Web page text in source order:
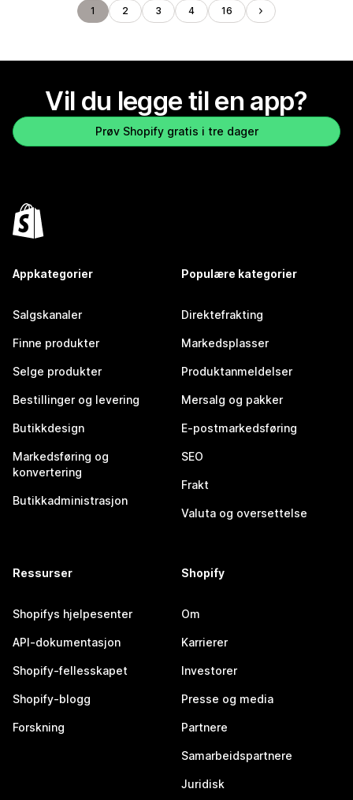
1 2 3 4 16
Vil du legge til en app?
Prøv Shopify gratis i tre dager
Appkategorier
Salgskanaler
Finne produkter
Selge produkter
Bestillinger og levering
Butikkdesign
Markedsføring og
konvertering
Butikkadministrasjon
Populære kategorier
Direktefrakting
Markedsplasser
Produktanmeldelser
Mersalg og pakker
E-postmarkedsføring
SEO
Frakt
Valuta og oversettelse
Ressurser
Shopifys hjelpesenter
API-dokumentasjon
Shopify-fellesskapet
Shopify-blogg
Forskning
Shopify
Om
Karrierer
Investorer
Presse og media
Partnere
Samarbeidspartnere
Juridisk